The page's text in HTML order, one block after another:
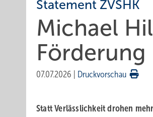
Statement ZVSHK
Michael
Förderung
07.07.2026 Druckvorschau
Statt Verlässlichkeit drohen